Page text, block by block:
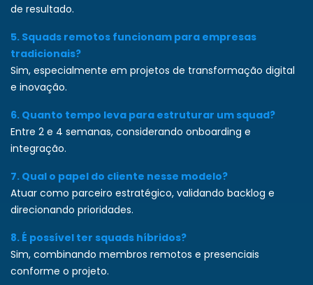
de resultado.
5. Squads remotos funcionam para empresas
tradicionais?
Sim, especialmente em projetos de transformação digital
e inovação.
6. Quanto tempo leva para estruturar um squad?
Entre 2 e 4 semanas, considerando onboarding e
integração.
7. Qual o papel do cliente nesse modelo?
Atuar como parceiro estratégico, validando backlog e
direcionando prioridades.
8. É possível ter squads híbridos?
Sim, combinando membros remotos e presenciais
conforme o projeto.